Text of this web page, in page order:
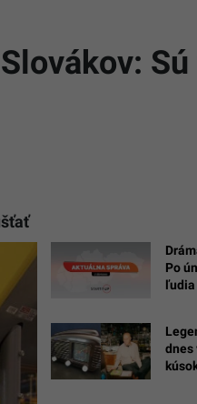
Sú
Po
ľudia
dnes